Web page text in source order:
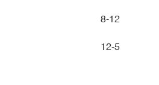
8-12
12-5